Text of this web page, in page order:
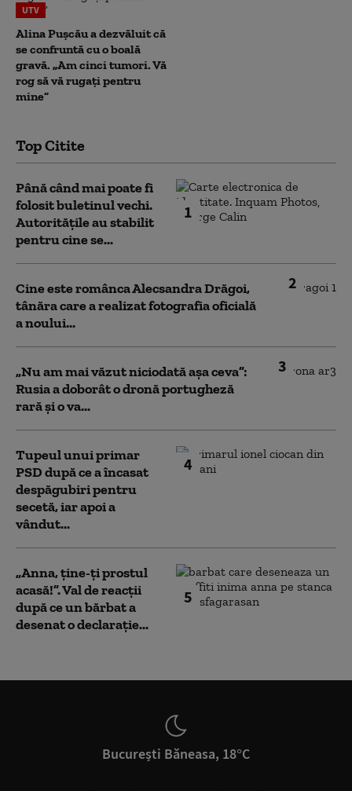
UTV
Alina Pușcău a dezvăluit că
se confruntă cu o boală
gravă. „Am cinci tumori. Vă
rog să vă rugați pentru
mine”
Top Citite
1
Până când mai poate fi
folosit buletinul vechi.
Autoritățile au stabilit
pentru cine se...
2
Cine este românca Alecsandra Drăgoi,
tânăra care a realizat fotografia oficială
a noului...
3
„Nu am mai văzut niciodată așa ceva”:
Rusia a doborât o dronă portugheză
rară și o va...
4
Tupeul unui primar
PSD după ce a încasat
despăgubiri pentru
secetă, iar apoi a
vândut...
5
„Anna, ţine-ţi prostul
acasă!”. Val de reacții
după ce un bărbat a
desenat o declarație...
București Băneasa, 18°C